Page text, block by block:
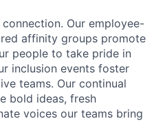
Our employee-
affinity groups promote
people to take pride in
inclusion events foster
teams. Our continual
bold ideas, fresh
voices our teams bring